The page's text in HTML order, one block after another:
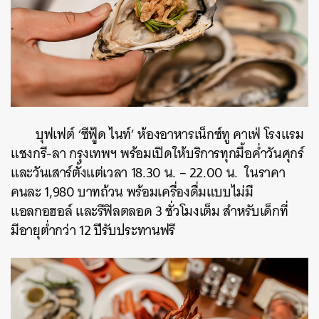
บุฟเฟต์ ‘ซีฟู้ด ไนท์’ ห้องอาหารเน็กซ์ทู คาเฟ่ โรงแรม
แชงกรี-ลา กรุงเทพฯ พร้อมเปิดให้บริการทุกมื้อค่ำวันศุกร์
และวันเสาร์ตั้งแต่เวลา 18.30 น. – 22.00 น. ในราคา
คนละ 1,980 บาทถ้วน พร้อมเครื่องดื่มแบบไม่มี
แอลกอฮอล์ และรีฟิลตลอด 3 ชั่วโมงเต็ม สำหรับเด็กที่
มีอายุต่ำกว่า 12 ปีรับประทานฟรี